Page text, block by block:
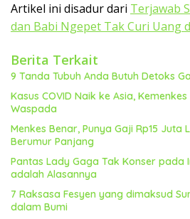
Artikel ini disadur dari Terjawab
dan Babi Ngepet Tak Curi Uang
Berita Terkait
9 Tanda Tubuh Anda Butuh Detoks
Kasus COVID Naik ke Asia,
Waspada
Menkes Benar, Punya Gaji Rp15 Juta
Berumur Panjang
Pantas Lady Gaga Tak Konser pada
adalah Alasannya
7 Raksasa Fesyen yang dimaksud
dalam Bumi